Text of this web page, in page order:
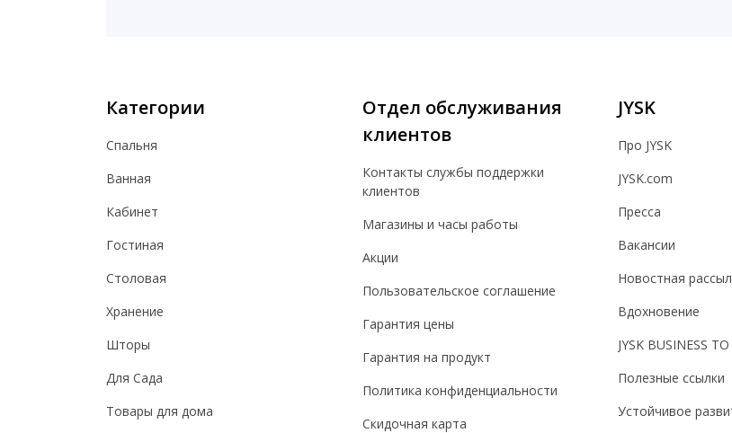
Категории
Спальня
Ванная
Кабинет
Гостиная
Столовая
Хранение
Шторы
Для Сада
Товары для дома
Отдел обслуживания
клиентов
Контакты службы поддержки
клиентов
Магазины и часы работы
Акции
Пользовательское соглашение
Гарантия цены
Гарантия на продукт
Политика конфиденциальности
Скидочная карта
JYSK
Про JYSK
JYSK.com
Пресса
Вакансии
Новостная
Вдохновение
JYSK BUSINESS
Полезные ссылки
Устойчивое